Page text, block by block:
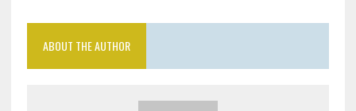
ABOUT THE AUTHOR